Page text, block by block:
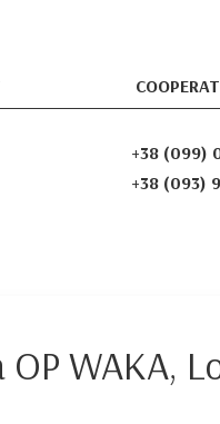
+38 (099)
+38 (093)
OP WAKA,